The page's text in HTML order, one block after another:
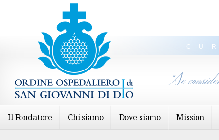
Il Fondatore Chi siamo Dove siamo Mission
“Se